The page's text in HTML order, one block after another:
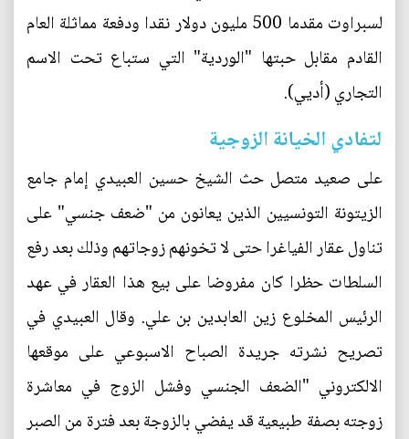
لسبراوت مقدما 500 مليون دولار نقدا ودفعة مماثلة العام
القادم مقابل حبتها "الوردية" التي ستباع تحت الاسم
التجاري (أديي).
لتفادي الخيانة الزوجية
على صعيد متصل حث الشيخ حسين العبيدي إمام جامع
الزيتونة التونسيين الذين يعانون من "ضعف جنسي" على
تناول عقار الفياغرا حتى لا تخونهم زوجاتهم وذلك بعد رفع
السلطات حظرا كان مفروضا على بيع هذا العقار في عهد
الرئيس المخلوع زين العابدين بن علي. وقال العبيدي في
تصريح نشرته جريدة الصباح الاسبوعي على موقعها
الالكتروني "الضعف الجنسي وفشل الزوج في معاشرة
زوجته بصفة طبيعية قد يفضي بالزوجة بعد فترة من الصبر